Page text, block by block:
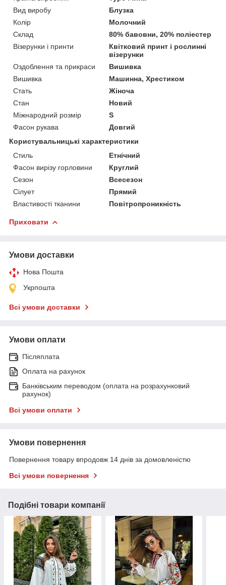
Вид виробу
Блузка
Колір
Молочний
Склад
80% бавовни, 20% поліестер
Візерунки і принти
Квітковий принт і рослинні
візерунки
Оздоблення та прикраси
Вишивка
Вишивка
Машинна, Хрестиком
Стать
Жіноча
Стан
Новий
Міжнародний розмір
S
Фасон рукава
Довгий
Користувальницькі характеристики
Стиль
Етнічний
Фасон вирізу горловини
Круглий
Сезон
Всесезон
Сілует
Прямий
Властивості тканини
Повітропроникність
Приховати
Умови доставки
Нова Пошта
Укрпошта
Всі умови доставки
Умови оплати
Післяплата
Оплата на рахунок
Банківським переводом (оплата на розрахунковий
рахунок)
Всі умови оплати
Умови повернення
Повернення товару впродовж 14 днів за домовленістю
Всі умови повернення
Подібні товари компанії